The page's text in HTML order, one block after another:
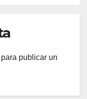
para publicar un